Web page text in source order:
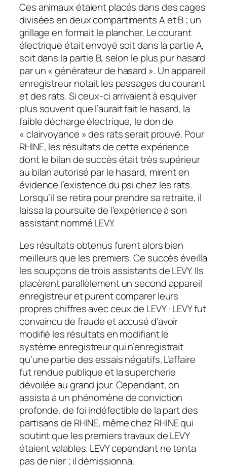
Ces animaux étaient placés dans des cages
divisées en deux compartiments A et B ; un
grillage en formait le plancher. Le courant
électrique était envoyé soit dans la partie A,
soit dans la partie B, selon le plus pur hasard
par un « générateur de hasard ». Un appareil
enregistreur notait les passages du courant
et des rats. Si ceux-ci arrivaient à esquiver
plus souvent que l’aurait fait le hasard, la
faible décharge électrique, le don de
« clairvoyance » des rats serait prouvé. Pour
RHINE, les résultats de cette expérience
dont le bilan de succès était très supérieur
au bilan autorisé par le hasard, mirent en
évidence l’existence du psi chez les rats.
Lorsqu’il se retira pour prendre sa retraite, il
laissa la poursuite de l’expérience à son
assistant nommé LEVY.
Les résultats obtenus furent alors bien
meilleurs que les premiers. Ce succès éveilla
les soupçons de trois assistants de LEVY. Ils
placèrent parallèlement un second appareil
enregistreur et purent comparer leurs
propres chiffres avec ceux de LEVY : LEVY fut
convaincu de fraude et accusé d’avoir
modifié les résultats en modifiant le
système enregistreur qui n’enregistrait
qu’une partie des essais négatifs. L’affaire
fut rendue publique et la supercherie
dévoilée au grand jour. Cependant, on
assista à un phénomène de conviction
profonde, de foi indéfectible de la part des
partisans de RHINE, même chez RHINE qui
soutint que les premiers travaux de LEVY
étaient valables. LEVY cependant ne tenta
pas de nier ; il démissionna.